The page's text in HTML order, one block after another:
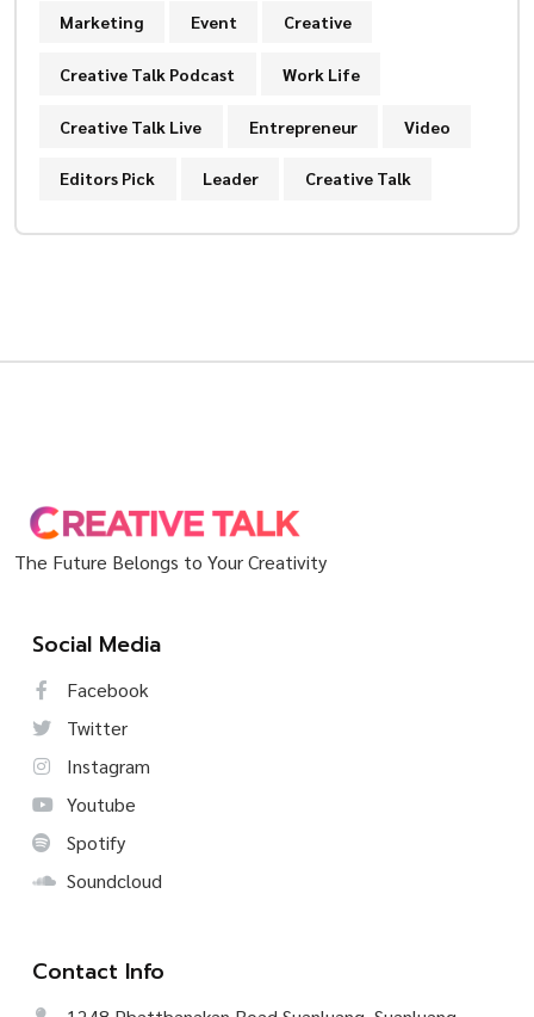
Marketing Event Creative
Creative Talk Podcast Work Life
Creative Talk Live Entrepreneur Video
Editors Pick Leader Creative Talk
The Future Belongs to Your Creativity
Social Media
Facebook
Twitter
Instagram
Youtube
Spotify
Soundcloud
Contact Info